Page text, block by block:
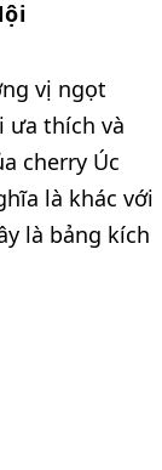
vị ngọt
ưa thích và
cherry Úc
là khác với
là bảng kích